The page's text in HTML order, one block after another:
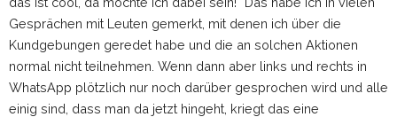
Gesprächen mit Leuten gemerkt, mit denen ich über die
Kundgebungen geredet habe und die an solchen Aktionen
normal nicht teilnehmen. Wenn dann aber links und rechts in
WhatsApp plötzlich nur noch darüber gesprochen wird und alle
einig sind, dass man da jetzt hingeht, kriegt das eine